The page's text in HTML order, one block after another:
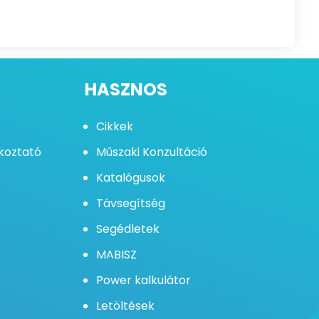
HASZNOS
Cikkek
Műszaki Konzultáció
Katalógusok
Távsegítség
Segédletek
MABISZ
Power kalkulátor
Letöltések